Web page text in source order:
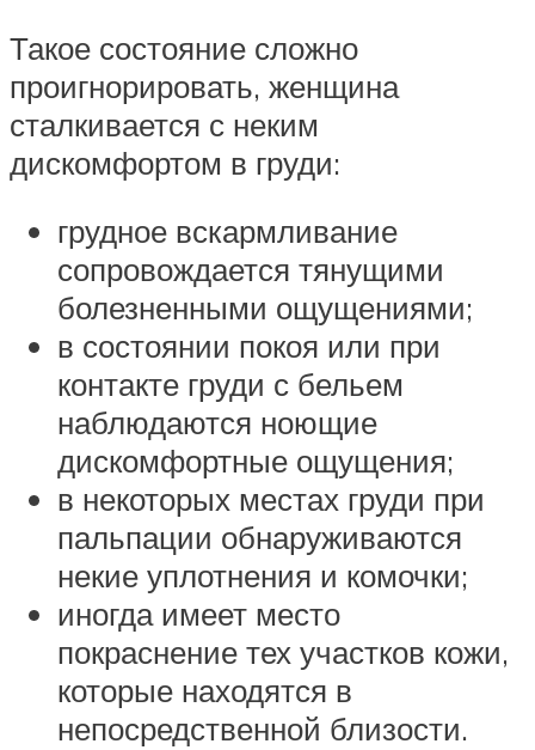
Такое состояние сложно
проигнорировать, женщина
сталкивается с неким
дискомфортом в груди:
грудное вскармливание
сопровождается тянущими
болезненными ощущениями;
в состоянии покоя или при
контакте груди с бельем
наблюдаются ноющие
дискомфортные ощущения;
в некоторых местах груди при
пальпации обнаруживаются
некие уплотнения и комочки;
иногда имеет место
покраснение тех участков кожи,
которые находятся в
непосредственной близости.